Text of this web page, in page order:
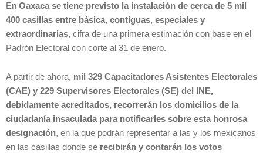
En Oaxaca se tiene previsto la instalación de cerca de 5 mil
400 casillas entre básica, contiguas, especiales y
extraordinarias, cifra de una primera estimación con base en el
Padrón Electoral con corte al 31 de enero.
A partir de ahora, mil 329 Capacitadores Asistentes Electorales
(CAE) y 229 Supervisores Electorales (SE) del INE,
debidamente acreditados, recorrerán los domicilios de la
ciudadanía insaculada para notificarles sobre esta honrosa
designación, en la que podrán representar a las y los mexicanos
en las casillas donde se recibirán y contarán los votos